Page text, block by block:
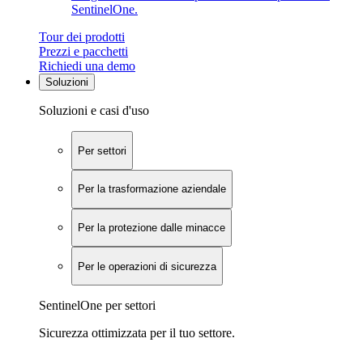
SentinelOne.
Tour dei prodotti
Prezzi e pacchetti
Richiedi una demo
Soluzioni
Soluzioni e casi d'uso
Per settori
Per la trasformazione aziendale
Per la protezione dalle minacce
Per le operazioni di sicurezza
SentinelOne per settori
Sicurezza ottimizzata per il tuo settore.